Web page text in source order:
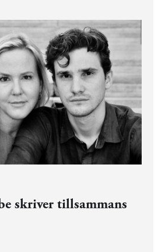
skriver tillsammans